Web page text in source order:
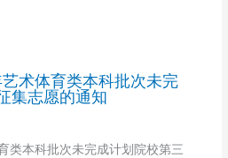
术体育类本科批次未完
集志愿的通知
类本科批次未完成计划院校第三